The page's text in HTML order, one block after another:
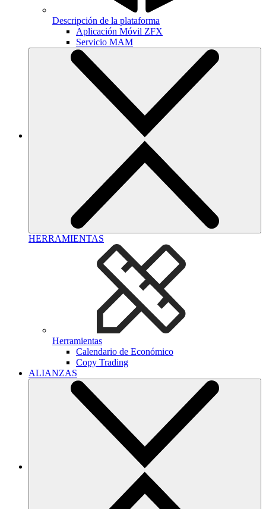
Descripción de la plataforma
Aplicación Móvil ZFX
Servicio MAM
HERRAMIENTAS
Herramientas
Calendario de Económico
Copy Trading
ALIANZAS